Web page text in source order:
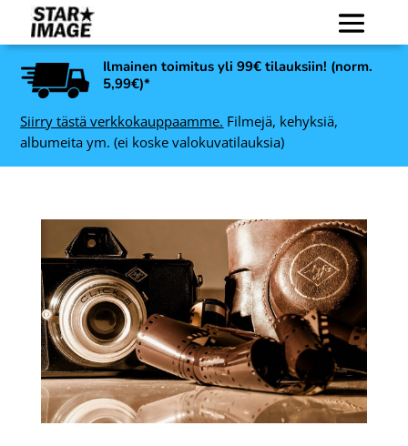
Ilmainen toimitus yli 99€ tilauksiin! (norm.
5,99€)*
Siirry tästä verkkokauppaamme. Filmejä, kehyksiä,
albumeita ym. (ei koske valokuvatilauksia)
Kodak Portra 160 värifilmi
135, 36 kuvaa